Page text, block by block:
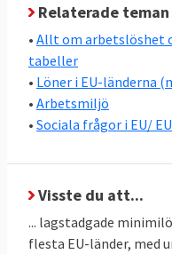
dagsläget 45 EU-
arbetstagarna
arbetsmiljön, här
av arbetstider.
Det finns också
vissa arbetsvillkor
samt Europeiska
Relaterade teman
• Allt om arbetslöshet
tabeller
• Löner i EU-länderna
• Arbetsmiljö
• Sociala frågor i EU/
Visste du att...
... lagstadgade
flesta EU-länder, med